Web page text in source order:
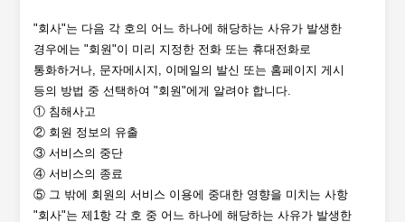
"회사"는 다음 각 호의 어느 하나에 해당하는 사유가 발생한
경우에는 "회원"이 미리 지정한 전화 또는 휴대전화로
통화하거나, 문자메시지, 이메일의 발신 또는 홈페이지 게시
등의 방법 중 선택하여 "회원"에게 알려야 합니다.
① 침해사고
② 회원 정보의 유출
③ 서비스의 중단
④ 서비스의 종료
⑤ 그 밖에 회원의 서비스 이용에 중대한 영향을 미치는 사항
"회사"는 제1항 각 호 중 어느 하나에 해당하는 사유가 발생한